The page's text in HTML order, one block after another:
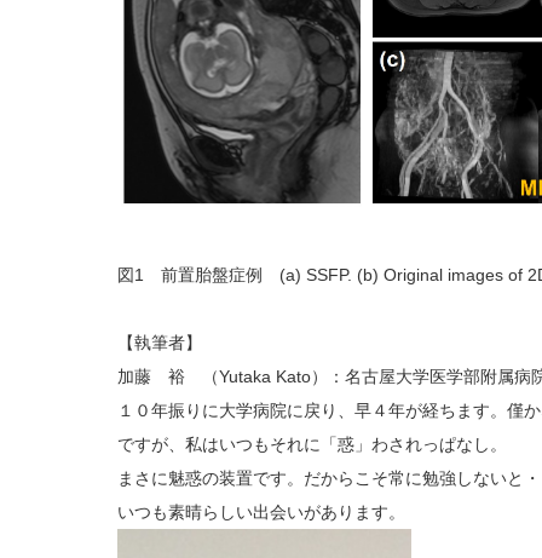
図1 前置胎盤症例 (a) SSFP. (b) Original images of
【執筆者】
加藤 裕 （Yutaka Kato）：名古屋大学医学部附属病
１０年振りに大学病院に戻り、早４年が経ちます。僅
ですが、私はいつもそれに「惑」わされっぱなし。
まさに魅惑の装置です。だからこそ常に勉強しない
いつも素晴らしい出会いがあります。